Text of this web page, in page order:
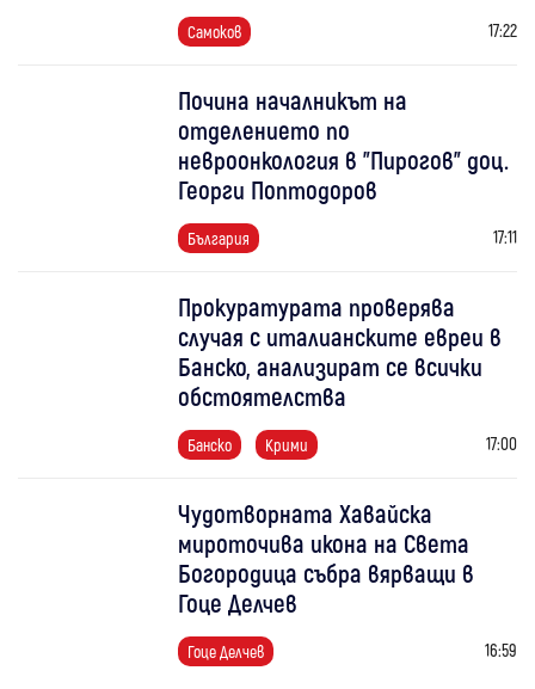
Самоков 17:22
Почина началникът на
отделението по
невроонкология в "Пирогов" доц.
Георги Поптодоров
България 17:11
Прокуратурата проверява
случая с италианските евреи в
Банско, анализират се всички
обстоятелства
Банско Крими 17:00
Чудотворната Хавайска
мироточива икона на Света
Богородица събра вярващи в
Гоце Делчев
Гоце Делчев 16:59